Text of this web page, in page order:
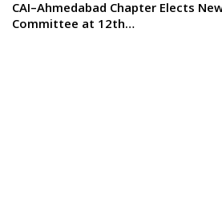
CAI–Ahmedabad Chapter Elects
Committee at 12th…